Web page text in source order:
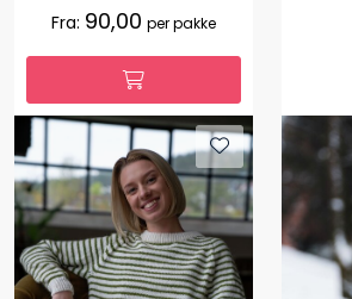
Fra: 90,00 per pakke